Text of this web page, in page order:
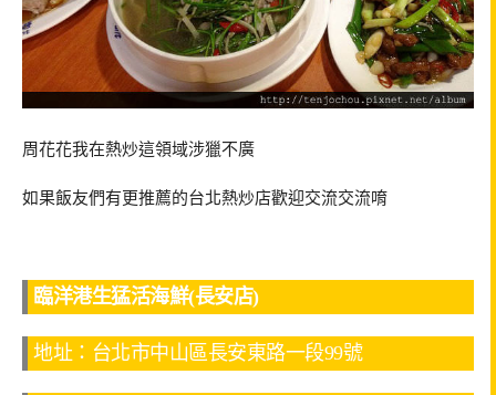
周花花我在熱炒這領域涉獵不廣
如果飯友們有更推薦的台北熱炒店歡迎交流交流唷
臨洋港生猛活海鮮(長安店)
地址：台北市中山區長安東路一段99號